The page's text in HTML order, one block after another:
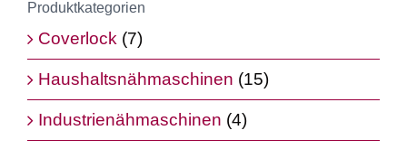
Produktkategorien
Coverlock (7)
Haushaltsnähmaschinen (15)
Industrienähmaschinen (4)